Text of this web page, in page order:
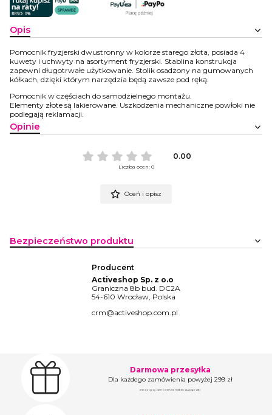
Opis
Pomocnik fryzjerski dwustronny w kolorze starego złota, posiada 4
kuwety i uchwyty na asortyment fryzjerski. Stablina konstrukcja
zapewni długotrwałe użytkowanie. Stolik osadzony na gumowanych
kółkach, dzięki którym narzędzia będą zawsze pod ręką.
Pomocnik w częściach do samodzielnego montażu.
Elementy złote są lakierowane. Uszkodzenia mechaniczne powłoki nie
podlegają reklamacji.
Opinie
0.00
Liczba ocen: 0
Oceń i opisz
Bezpieczeństwo produktu
Producent
Activeshop Sp. z o.o
Graniczna 8b bud. DC2A
54-610 Wrocław, Polska
crm@activeshop.com.pl
Darmowa przesyłka
Dla każdego zamówienia powyżej 299 zł
(nie dotyczy zamówień na meble i duży sprzęt)